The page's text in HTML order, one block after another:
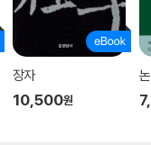
장자
10,500원